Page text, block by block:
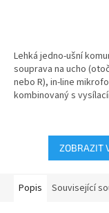
Lehká jedno-ušní
souprava na ucho
nebo R), in-line
kombinovaný s
ZOBRAZIT
Popis Související